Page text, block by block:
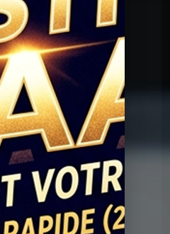
Graal V2 - 91 musique
Graal V2 - 90 série
Graal V2 - 89 musique
Graal V2 - 88 série